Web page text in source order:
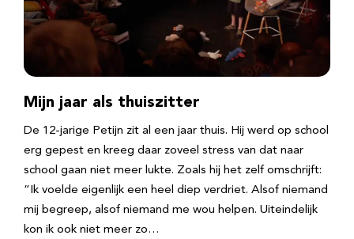
Mijn jaar als thuiszitter
De 12-jarige Petijn zit al een jaar thuis. Hij werd op school
erg gepest en kreeg daar zoveel stress van dat naar
school gaan niet meer lukte. Zoals hij het zelf omschrijft:
“Ik voelde eigenlijk een heel diep verdriet. Alsof niemand
mij begreep, alsof niemand me wou helpen. Uiteindelijk
kon ik ook niet meer zo…